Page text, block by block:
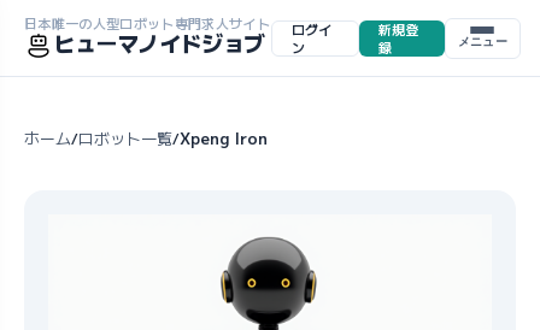
日本唯一の人型ロボット専門求人サイト
ヒューマノイドジョブ
ログイ
ン
新規登
録
メニュー
ホーム/ロボット一覧/Xpeng Iron